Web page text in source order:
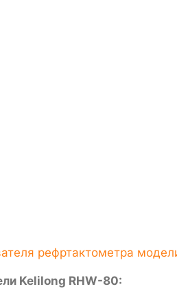
рефртактометра
Kelilong RHW-80: